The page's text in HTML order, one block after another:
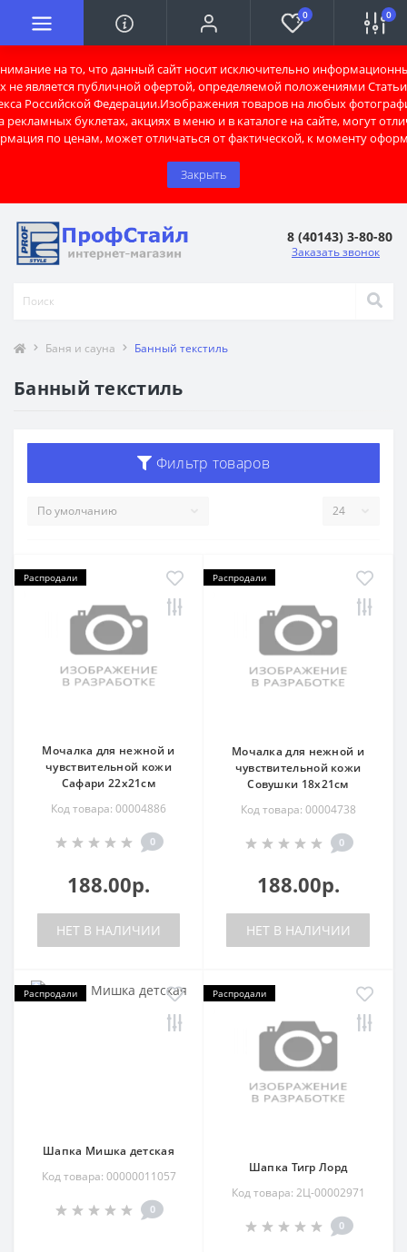
на то, что данный сайт носит исключительно
не является публичной офертой, определяемой положениями Статьи
Российской Федерации.Изображения товаров на любых
рекламных буклетах, акциях в меню и в каталоге на сайте, могут
по ценам, может отличаться от фактической, к моменту
Закрыть
0 0
8 (40143) 3-80-80
Заказать звонок
Баня и сауна Банный текстиль
Банный текстиль
Фильтр товаров
Распродали
Мочалка для нежной и
чувствительной кожи
Сафари 22х21см
Код товара: 00004886
0
188.00р.
НЕТ В НАЛИЧИИ
Распродали
Мочалка для нежной и
чувствительной кожи
Совушки 18х21см
Код товара: 00004738
0
188.00р.
НЕТ В НАЛИЧИИ
Распродали
Шапка Мишка детская
Код товара: 00000011057
0
Распродали
Шапка Тигр Лорд
Код товара: 2Ц-00002971
0